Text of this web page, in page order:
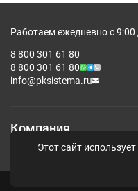
Работаем ежедневно с 9:00
8 800 301 61 80
8 800 301 61 80
info@pksistema.ru
Компания
Этот сайт